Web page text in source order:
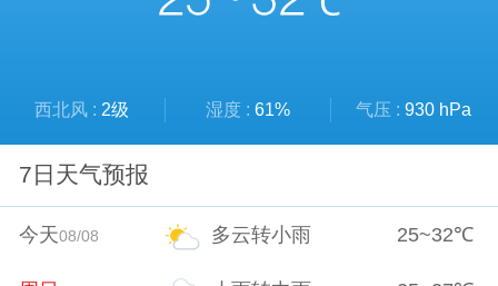
西北风 : 2级 湿度 : 61% 气压 : 930 hPa
7日天气预报
今天08/08 多云转小雨 25~32℃